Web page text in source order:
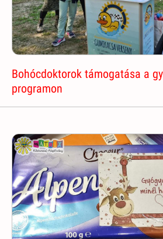
Bohócdoktorok támogatása a
programon